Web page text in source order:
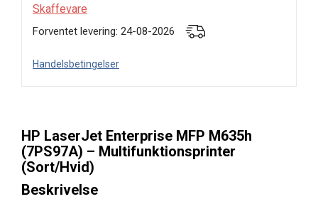
Skaffevare
Forventet levering: 24-08-2026
Handelsbetingelser
HP LaserJet Enterprise MFP M635h
(7PS97A) – Multifunktionsprinter
(Sort/Hvid)
Beskrivelse